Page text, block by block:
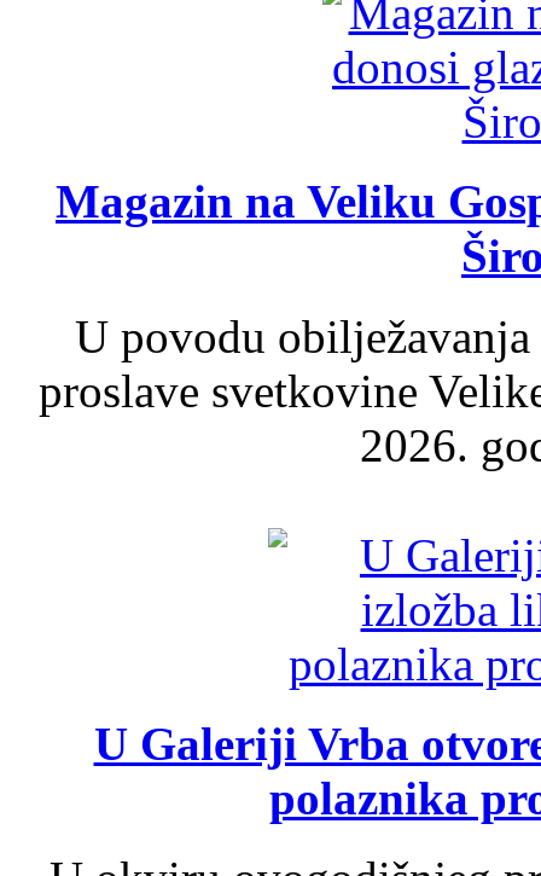
Magazin na Veliku
U povodu
proslave svetkovine
2026.
U Galeriji Vrba
polaznika